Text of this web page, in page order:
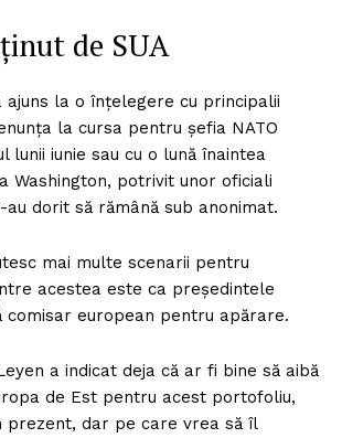
de SUA
ajuns la o înțelegere cu principalii
la cursa pentru șefia NATO
lunii iunie sau cu o lună înaintea
Washington, potrivit unor oficiali
dorit să rămână sub anonimat.
mai multe scenarii pentru
acestea este ca președintele
comisar european pentru apărare.
a indicat deja că ar fi bine să aibă
de Est pentru acest portofoliu,
prezent, dar pe care vrea să îl